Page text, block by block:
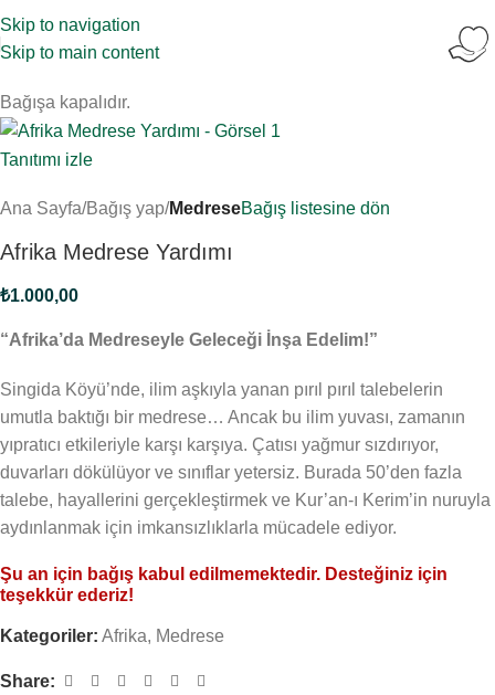
Skip to navigation
Skip to main content
Bağışa kapalıdır.
Tanıtımı izle
Ana Sayfa Bağış yap MedreseBağış listesine dön
Afrika Medrese Yardımı
₺1.000,00
“Afrika’da Medreseyle Geleceği İnşa Edelim!”
Singida Köyü’nde, ilim aşkıyla yanan pırıl pırıl talebelerin
umutla baktığı bir medrese… Ancak bu ilim yuvası, zamanın
yıpratıcı etkileriyle karşı karşıya. Çatısı yağmur sızdırıyor,
duvarları dökülüyor ve sınıflar yetersiz. Burada 50’den fazla
talebe, hayallerini gerçekleştirmek ve Kur’an-ı Kerim’in nuruyla
aydınlanmak için imkansızlıklarla mücadele ediyor.
Şu an için bağış kabul edilmemektedir. Desteğiniz için
teşekkür ederiz!
Kategoriler: Afrika, Medrese
Share: